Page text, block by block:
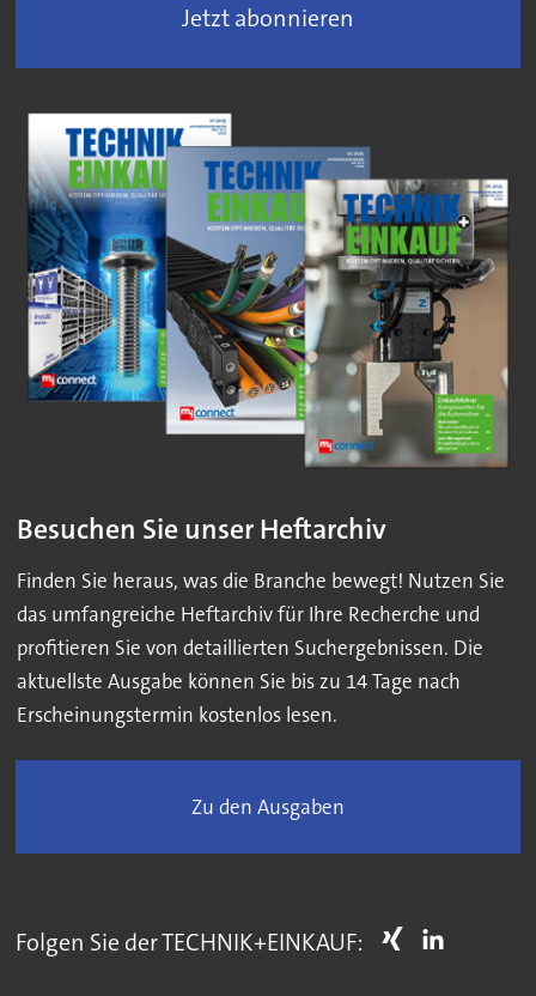
Jetzt abonnieren
Besuchen Sie unser Heftarchiv
Finden Sie heraus, was die Branche bewegt! Nutzen Sie
das umfangreiche Heftarchiv für Ihre Recherche und
profitieren Sie von detaillierten Suchergebnissen. Die
aktuellste Ausgabe können Sie bis zu 14 Tage nach
Erscheinungstermin kostenlos lesen.
Zu den Ausgaben
Folgen Sie der TECHNIK+EINKAUF: